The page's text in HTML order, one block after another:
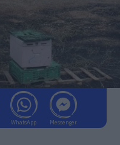
WhatsApp Messenger